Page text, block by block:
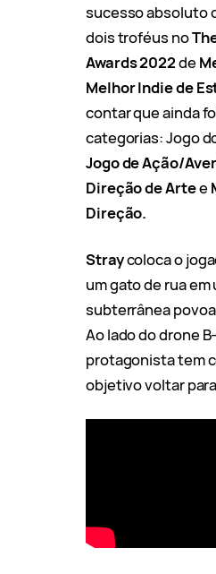
sucesso absoluto
dois troféus no
Awards 2022de
Melhor Indie de
contar que ainda
categorias: Jogo
Jogo de Ação/
Direção de Artee
Direção.
Straycoloca o
um gato de rua em
subterrânea
Ao lado do drone
protagonista tem
objetivo voltar